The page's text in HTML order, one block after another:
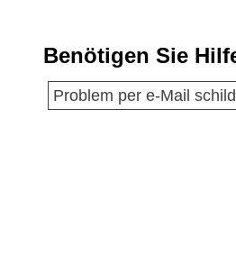
Benötigen Sie
Problem per e-Mail